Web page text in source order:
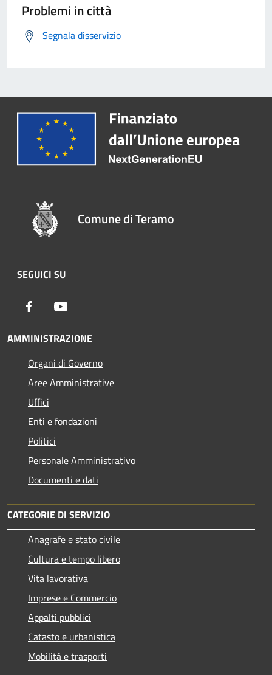
Problemi in città
Segnala disservizio
Comune di Teramo
SEGUICI SU
Facebook
AMMINISTRAZIONE
Organi di Governo
Aree Amministrative
Uffici
Enti e fondazioni
Politici
Personale Amministrativo
Documenti e dati
CATEGORIE DI SERVIZIO
Anagrafe e stato civile
Cultura e tempo libero
Vita lavorativa
Imprese e Commercio
Appalti pubblici
Catasto e urbanistica
Mobilità e trasporti